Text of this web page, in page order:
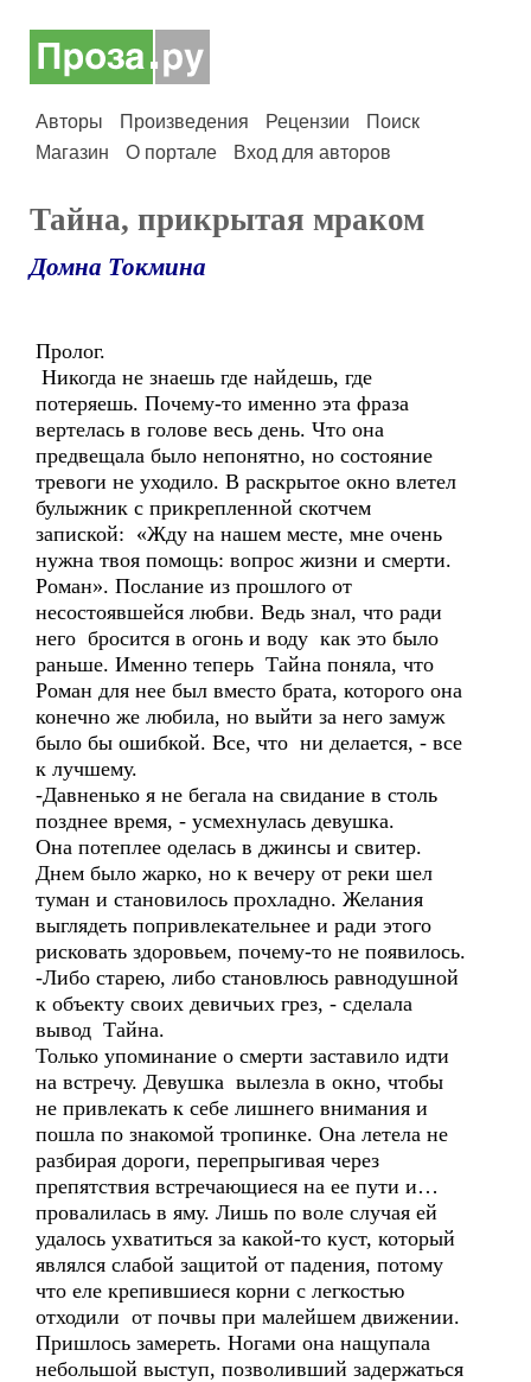
Авторы Произведения Рецензии
Поиск
Магазин
О портале Вход для авторов
Тайна, прикрытая мраком
Домна Токмина
Пролог.
Никогда не знаешь где найдешь, где
потеряешь. Почему-то именно эта фраза
вертелась в голове весь день. Что она
предвещала было непонятно, но состояние
тревоги не уходило. В раскрытое окно влетел
булыжник с прикрепленной скотчем
запиской: «Жду на нашем месте, мне очень
нужна твоя помощь: вопрос жизни и смерти.
Роман». Послание из прошлого от
несостоявшейся любви. Ведь знал, что ради
него бросится в огонь и воду как это было
раньше. Именно теперь Тайна поняла, что
Роман для нее был вместо брата, которого она
конечно же любила, но выйти за него замуж
было бы ошибкой. Все, что ни делается, - все
к лучшему.
-Давненько я не бегала на свидание в столь
позднее время, - усмехнулась девушка.
Она потеплее оделась в джинсы и свитер.
Днем было жарко, но к вечеру от реки шел
туман и становилось прохладно. Желания
выглядеть попривлекательнее и ради этого
рисковать здоровьем, почему-то не появилось.
-Либо старею, либо становлюсь равнодушной
к объекту своих девичьих грез, - сделала
вывод Тайна.
Только упоминание о смерти заставило идти
на встречу. Девушка вылезла в окно, чтобы
не привлекать к себе лишнего внимания и
пошла по знакомой тропинке. Она летела не
разбирая дороги, перепрыгивая через
препятствия встречающиеся на ее пути и…
провалилась в яму. Лишь по воле случая ей
удалось ухватиться за какой-то куст, который
являлся слабой защитой от падения, потому
что еле крепившиеся корни с легкостью
отходили от почвы при малейшем движении.
Пришлось замереть. Ногами она нащупала
небольшой выступ, позволивший задержаться